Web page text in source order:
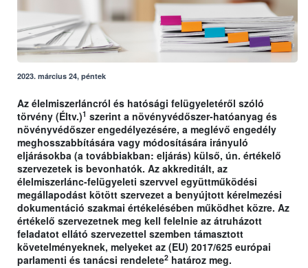
2023. március 24, péntek
Az élelmiszerláncról és hatósági felügyeletéről szóló
törvény (Éltv.)1 szerint a növényvédőszer-hatóanyag és
növényvédőszer engedélyezésére, a meglévő engedély
meghosszabbítására vagy módosítására irányuló
eljárásokba (a továbbiakban: eljárás) külső, ún. értékelő
szervezetek is bevonhatók. Az akkreditált, az
élelmiszerlánc-felügyeleti szervvel együttműködési
megállapodást kötött szervezet a benyújtott kérelmezési
dokumentáció szakmai értékelésében működhet közre. Az
értékelő szervezetnek meg kell felelnie az átruházott
feladatot ellátó szervezettel szemben támasztott
követelményeknek, melyeket az (EU) 2017/625 európai
parlamenti és tanácsi rendelete2 határoz meg.